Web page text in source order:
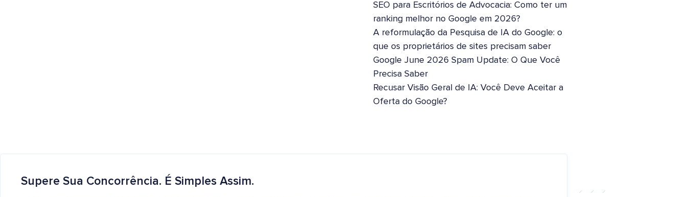
SEO para Escritórios de Advocacia: Como ter um
ranking melhor no Google em 2026?
A reformulação da Pesquisa de IA do Google: o
que os proprietários de sites precisam saber
Google June 2026 Spam Update: O Que Você
Precisa Saber
Recusar Visão Geral de IA: Você Deve Aceitar a
Oferta do Google?
Supere Sua Concorrência. É Simples Assim.